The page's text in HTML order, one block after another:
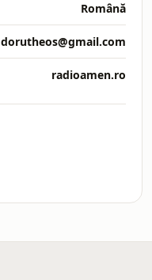
Română
dorutheos@gmail.com
radioamen.ro